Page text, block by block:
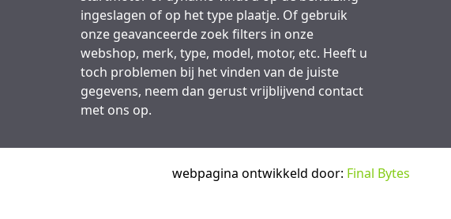
ingeslagen of op het type plaatje. Of gebruik
onze geavanceerde zoek filters in onze
webshop, merk, type, model, motor, etc. Heeft u
toch problemen bij het vinden van de juiste
gegevens, neem dan gerust vrijblijvend contact
met ons op.
webpagina ontwikkeld door: Final Bytes